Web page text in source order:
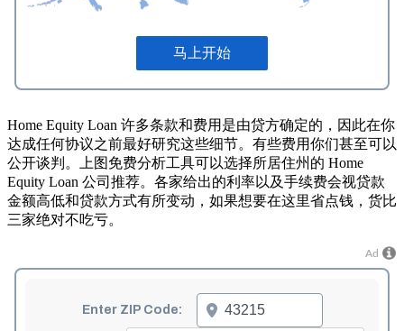
Home Equity Loan 许多条款和费用是由贷方确定的，因此在你
达成任何协议之前最好研究这些细节。有些费用你们甚至可以
公开谈判。上图免费分析工具可以选择所居住州的 Home
Equity Loan 公司推荐。各家给出的利率以及手续费会视贷款
金额高低和贷款方式有所变动，如果想要在这里省点钱，货比
三家绝对不吃亏。
Ad